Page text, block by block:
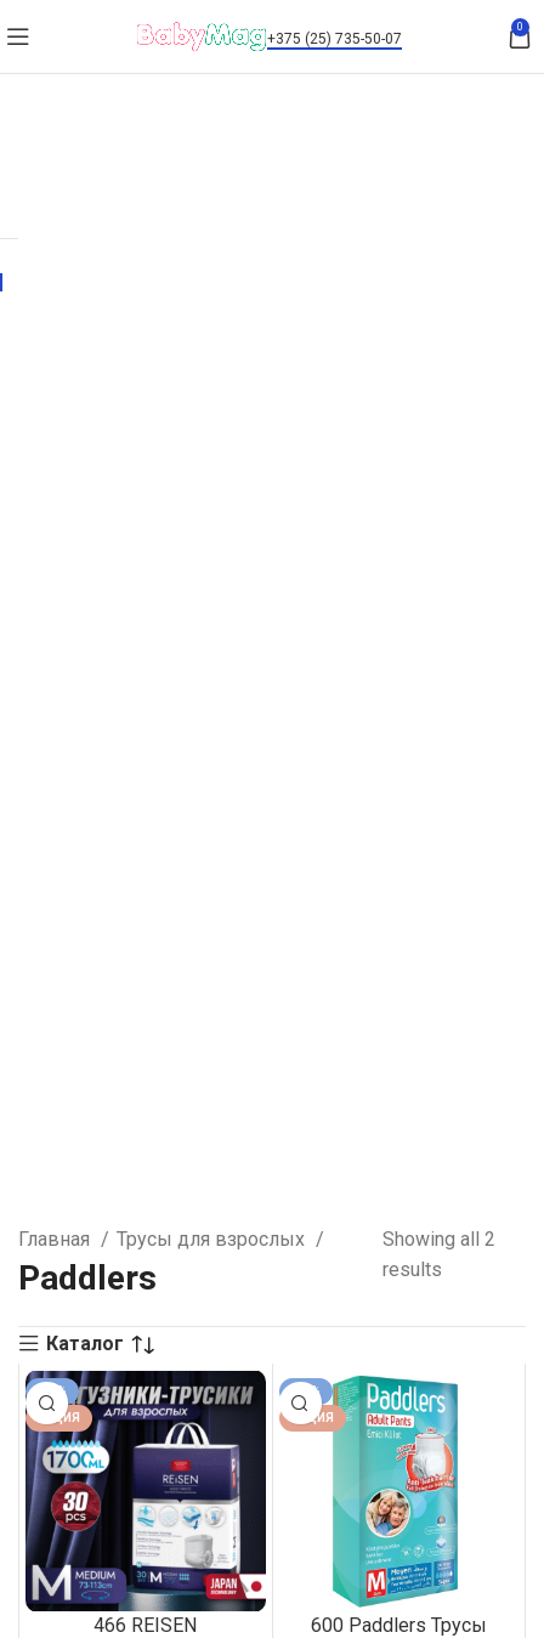
+375 (25) 735-50-07
0
Главная Трусы для взрослых
Paddlers
Showing all 2
results
Каталог
-11%
АКЦИЯ
466 REISEN
-13%
АКЦИЯ
600 Paddlers Трусы